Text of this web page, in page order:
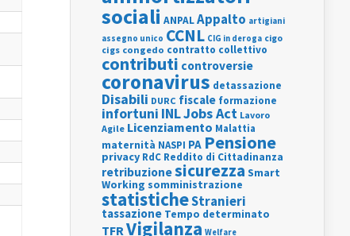
sociali ANPALAppalto artigiani
assegno unico CCNL CIG in deroga cigo
cigs congedo contratto collettivo
contributi controversie
coronavirus detassazione
Disabili DURC fiscale formazione
infortuni INLJobs Act Lavoro
Agile Licenziamento Malattia
maternità NASPI PA Pensione
privacy RdC Reddito di Cittadinanza
retribuzionesicurezza Smart
Working somministrazione
statisticheStranieri
tassazione Tempo determinato
TFRVigilanza Welfare